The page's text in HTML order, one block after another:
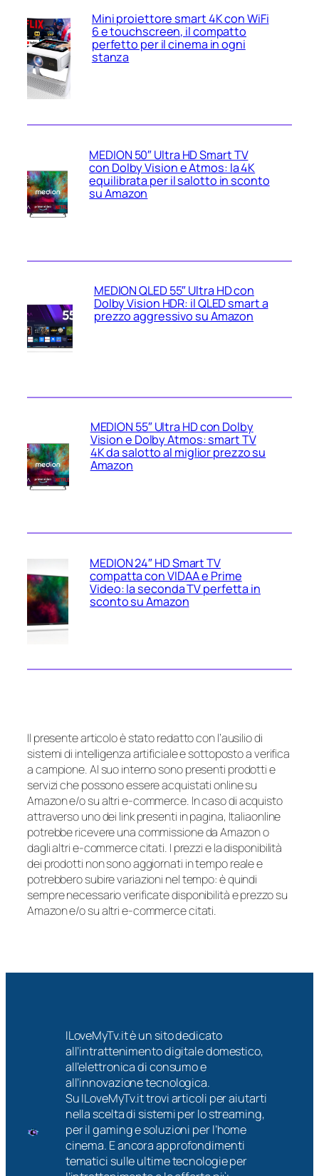
Mini proiettore smart 4K con WiFi
6 e touchscreen, il compatto
perfetto per il cinema in ogni
stanza
MEDION 50″ Ultra HD Smart TV
con Dolby Vision e Atmos: la 4K
equilibrata per il salotto in sconto
su Amazon
MEDION QLED 55″ Ultra HD con
Dolby Vision HDR: il QLED smart a
prezzo aggressivo su Amazon
MEDION 55″ Ultra HD con Dolby
Vision e Dolby Atmos: smart TV
4K da salotto al miglior prezzo su
Amazon
MEDION 24″ HD Smart TV
compatta con VIDAA e Prime
Video: la seconda TV perfetta in
sconto su Amazon
Il presente articolo è stato redatto con l’ausilio di
sistemi di intelligenza artificiale e sottoposto a verifica
a campione. Al suo interno sono presenti prodotti e
servizi che possono essere acquistati online su
Amazon e/o su altri e-commerce. In caso di acquisto
attraverso uno dei link presenti in pagina, Italiaonline
potrebbe ricevere una commissione da Amazon o
dagli altri e-commerce citati. I prezzi e la disponibilità
dei prodotti non sono aggiornati in tempo reale e
potrebbero subire variazioni nel tempo: è quindi
sempre necessario verificate disponibilità e prezzo su
Amazon e/o su altri e-commerce citati.
ILoveMyTv.it è un sito dedicato
all’intrattenimento digitale domestico,
all’elettronica di consumo e
all’innovazione tecnologica.
Su ILoveMyTv.it trovi articoli per aiutarti
nella scelta di sistemi per lo streaming,
per il gaming e soluzioni per l’home
cinema. E ancora approfondimenti
tematici sulle ultime tecnologie per